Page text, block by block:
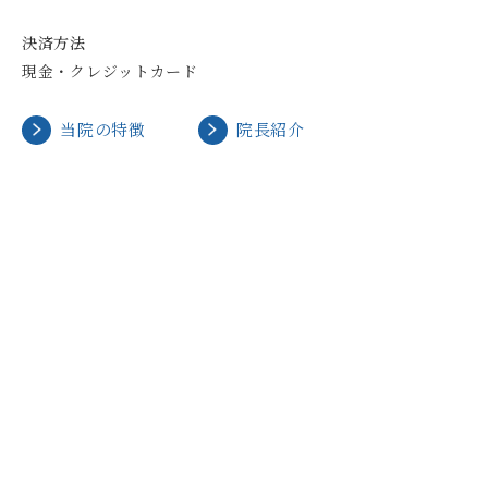
決済方法
現金・クレジットカード
当院の特徴 院長紹介